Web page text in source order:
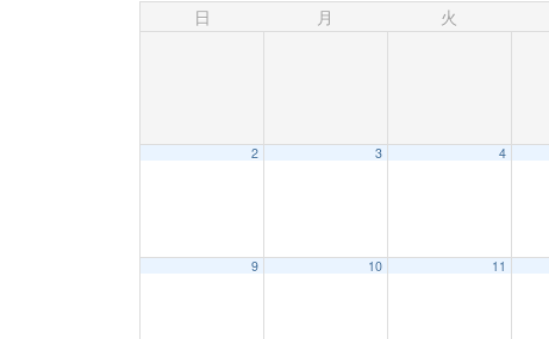
日 月 火
2 3 4
9 10 11